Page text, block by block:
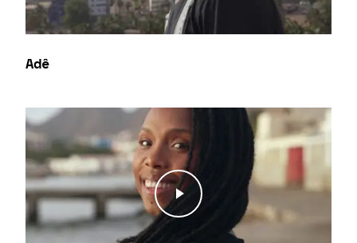
Adê
Play Video
Play Video